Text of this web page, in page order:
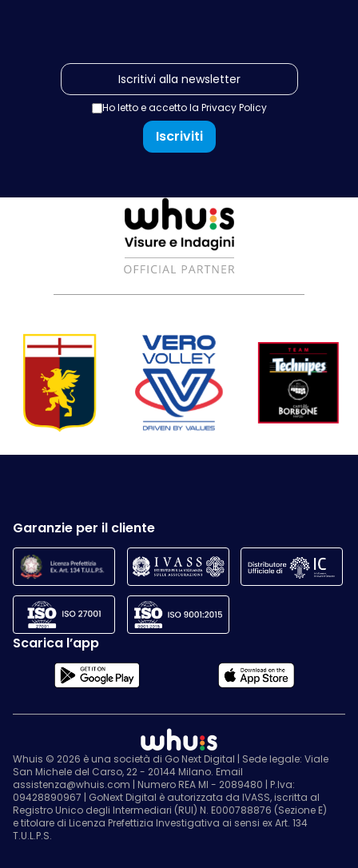
Ho letto e accetto la Privacy Policy
Iscriviti
Garanzie per il cliente
Scarica l’app
Whuis © 2026 è una società di Go Next Digital | Sede legale: Viale
San Michele del Carso, 22 - 20144 Milano. Email
assistenza@whuis.com | Numero REA MI - 2089480 | P.Iva:
09428890967 | GoNext Digital è autorizzata da IVASS, iscritta al
Registro Unico degli Intermediari (RUI) N. E000788876 (Sezione E)
e titolare di Licenza Prefettizia Investigativa ai sensi ex Art. 134
T.U.L.P.S.